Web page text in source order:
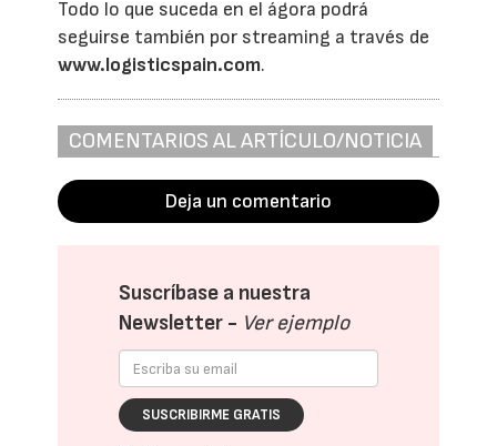
Todo lo que suceda en el ágora podrá
seguirse también por streaming a través de
www.logisticspain.com.
COMENTARIOS AL ARTÍCULO/NOTICIA
Deja un comentario
Suscríbase a nuestra
Newsletter - Ver ejemplo
SUSCRIBIRME GRATIS